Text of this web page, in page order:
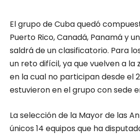
El grupo de Cuba quedó
Puerto Rico, Canadá, Panamá y
saldrá de un clasificatorio. Para
un reto difícil, ya que vuelven a la
en la cual no participan desde el
estuvieron en el grupo con sede
La selección de la Mayor de las
únicos 14 equipos que ha